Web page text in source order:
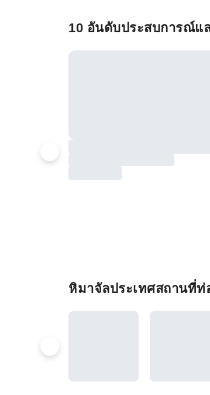
10 อันดับประสบการณ์แ
หิมาจัลประเทศสถานที่ท่